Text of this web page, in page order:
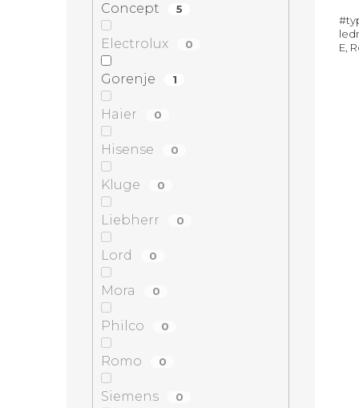
Concept 5
Electrolux 0
Gorenje 1
Haier 0
Hisense 0
Kluge 0
Liebherr 0
Lord 0
Mora 0
Philco 0
Romo 0
Siemens 0
E,